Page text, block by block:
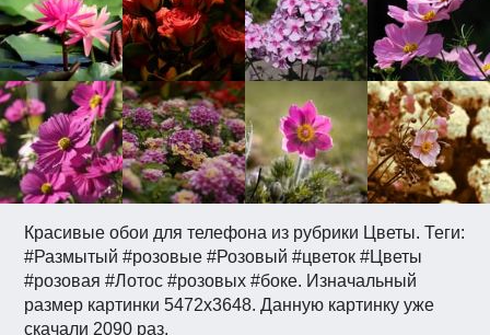
Красивые обои для телефона из рубрики Цветы. Теги:
#Размытый #розовые #Розовый #цветок #Цветы
#розовая #Лотос #розовых #боке. Изначальный
размер картинки 5472x3648. Данную картинку уже
скачали 2090 раз.